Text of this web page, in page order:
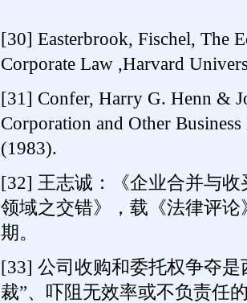
[30] Easterbrook, Fischel, The
Corporate Law ,Harvard
[31] Confer, Harry G. Henn &
Corporation and Other
(1983).
[32] 王志诚：《企业合并与
领域之交错》，载《法律评论
期。
[33] 公司收购和委托权争夺是
裁”、吓阻无效率或不负责任